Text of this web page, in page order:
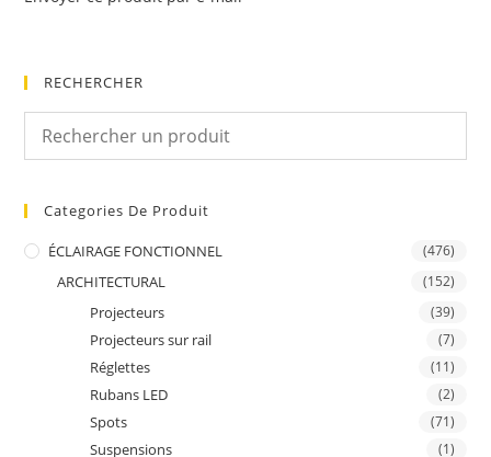
RECHERCHER
Categories De Produit
ÉCLAIRAGE FONCTIONNEL (476)
ARCHITECTURAL (152)
Projecteurs (39)
Projecteurs sur rail (7)
Réglettes (11)
Rubans LED (2)
Spots (71)
Suspensions (1)